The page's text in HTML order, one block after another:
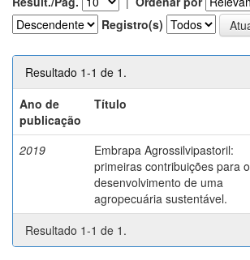
Registro(s)
Resultado 1-1 de 1.
Ano de
publicação
Título
2019
Embrapa Agrossilvipastoril:
primeiras contribuições para o
desenvolvimento de uma
agropecuária sustentável.
Resultado 1-1 de 1.